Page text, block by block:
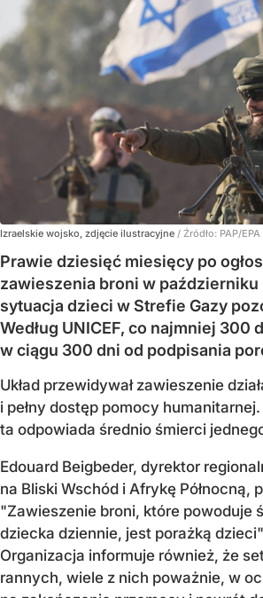
Izraelskie wojsko, zdjęcie ilustracyjne / Źródło: PAP/EPA
Prawie dziesięć miesięcy po
zawieszenia broni w październiku
sytuacja dzieci w Strefie Gazy
Według UNICEF, co najmniej 300
w ciągu 300 dni od podpisania
Układ przewidywał zawieszenie
i pełny dostęp pomocy
ta odpowiada średnio śmierci
Edouard Beigbeder, dyrektor
na Bliski Wschód i Afrykę Północną,
"Zawieszenie broni, które powoduje
dziecka dziennie, jest porażką
Organizacja informuje również, że
rannych, wiele z nich poważnie, w